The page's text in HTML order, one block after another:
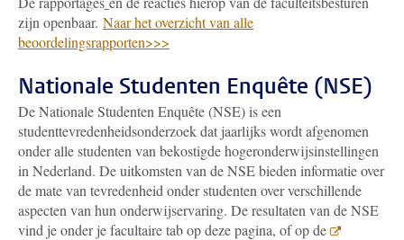
zijn openbaar. Naar het overzicht van alle
beoordelingsrapporten>>>
Nationale Studenten Enquête (NSE)
De Nationale Studenten Enquête (NSE) is een
studenttevredenheidsonderzoek dat jaarlijks wordt afgenomen
onder alle studenten van bekostigde hogeronderwijsinstellingen
in Nederland. De uitkomsten van de NSE bieden informatie over
de mate van tevredenheid onder studenten over verschillende
aspecten van hun onderwijservaring. De resultaten van de NSE
vind je onder je facultaire tab op deze pagina, of op de